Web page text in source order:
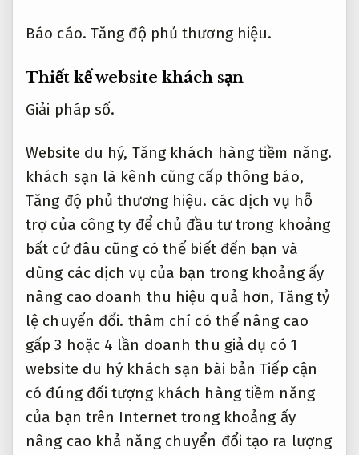
Báo cáo. Tăng độ phủ thương hiệu.
Thiết kế website khách sạn
Giải pháp số.
Website du hý, Tăng khách hàng tiềm năng.
khách sạn là kênh cũng cấp thông báo,
Tăng độ phủ thương hiệu. các dịch vụ hỗ
trợ của công ty để chủ đầu tư trong khoảng
bất cứ đâu cũng có thể biết đến bạn và
dùng các dịch vụ của bạn trong khoảng ấy
nâng cao doanh thu hiệu quả hơn,Tăng tỷ
lệ chuyển đổi. thâm chí có thể nâng cao
gấp 3 hoặc 4 lần doanh thu giả dụ có 1
website du hý khách sạn bài bản Tiếp cận
có đúng đối tượng khách hàng tiềm năng
của bạn trên Internet trong khoảng ấy
nâng cao khả năng chuyển đổi tạo ra lượng